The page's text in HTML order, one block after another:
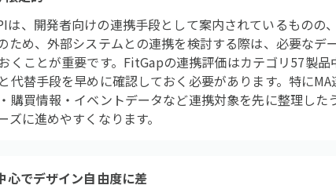
は、開発者向けの連携手段として案内されているものの
ため、外部システムとの連携を検討する際は、必要なデ
くことが重要です。FitGapの連携評価はカテゴリ57製
代替手段を早めに確認しておく必要があります。特に
購買情報・イベントデータなど連携対象を先に整理した
に進めやすくなります。
心でデザイン自由度に差